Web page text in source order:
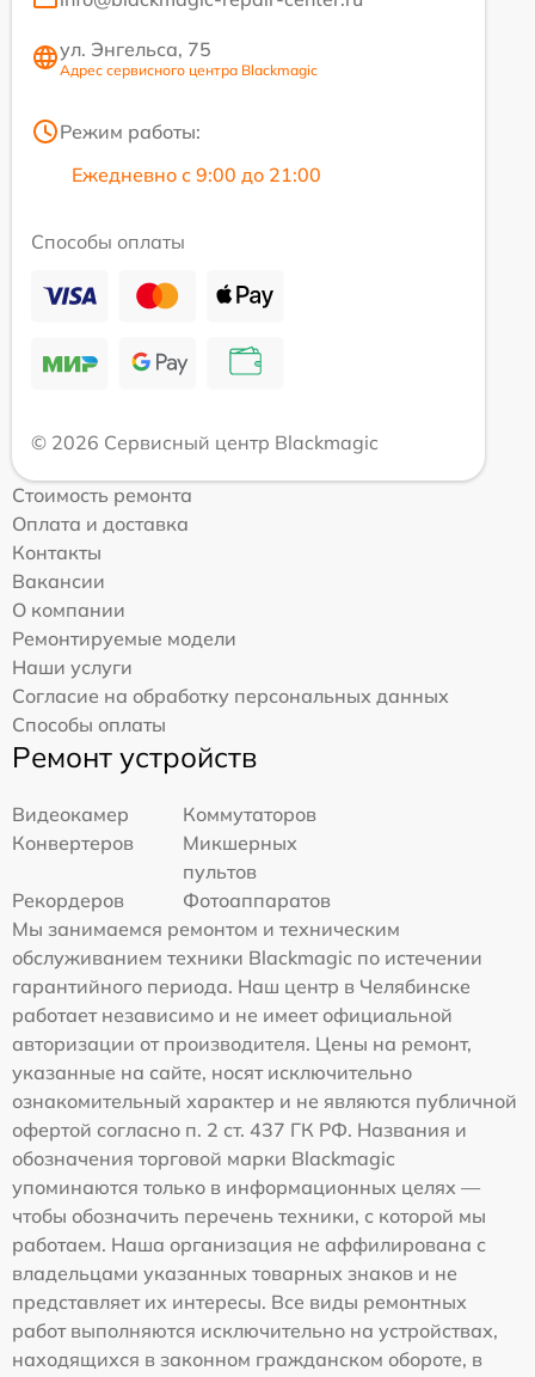
ул. Энгельса, 75
Адрес сервисного центра Blackmagic
Режим работы:
Ежедневно с 9:00 до 21:00
Способы оплаты
© 2026 Сервисный центр Blackmagic
Стоимость ремонта
Оплата и доставка
Контакты
Вакансии
О компании
Ремонтируемые модели
Наши услуги
Согласие на обработку персональных данных
Способы оплаты
Ремонт устройств
Видеокамер
Коммутаторов
Конвертеров
Микшерных
пультов
Рекордеров
Фотоаппаратов
Мы занимаемся ремонтом и техническим
обслуживанием техники Blackmagic по истечении
гарантийного периода. Наш центр в Челябинске
работает независимо и не имеет официальной
авторизации от производителя. Цены на ремонт,
указанные на сайте, носят исключительно
ознакомительный характер и не являются публичной
офертой согласно п. 2 ст. 437 ГК РФ. Названия и
обозначения торговой марки Blackmagic
упоминаются только в информационных целях —
чтобы обозначить перечень техники, с которой мы
работаем. Наша организация не аффилирована с
владельцами указанных товарных знаков и не
представляет их интересы. Все виды ремонтных
работ выполняются исключительно на устройствах,
находящихся в законном гражданском обороте, в